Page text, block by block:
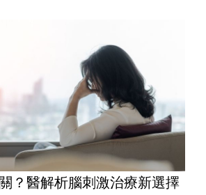
？醫解析腦刺激治療新選擇